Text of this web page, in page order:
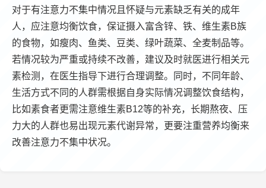
对于有注意力不集中情况且怀疑与元素缺乏有关的成年
人，应注意均衡饮食，保证摄入富含锌、铁、维生素B族
的食物，如瘦肉、鱼类、豆类、绿叶蔬菜、全麦制品等。
若情况较为严重或持续不改善，建议及时就医进行相关元
素检测，在医生指导下进行合理调整。同时，不同年龄、
生活方式不同的人群需根据自身实际情况调整饮食结构，
比如素食者更需注意维生素B12等的补充，长期熬夜、压
力大的人群也易出现元素代谢异常，更要注重营养均衡来
改善注意力不集中状况。